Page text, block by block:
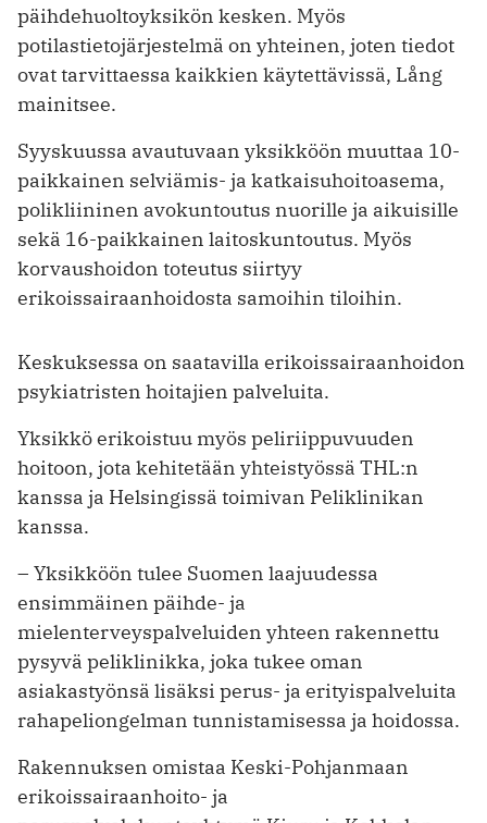
päihdehuoltoyksikön kesken. Myös
potilastietojärjestelmä on yhteinen, joten tiedot
ovat tarvittaessa kaikkien käytettävissä, Lång
mainitsee.
Syyskuussa avautuvaan yksikköön muuttaa 10-
paikkainen selviämis- ja katkaisuhoitoasema,
polikliininen avokuntoutus nuorille ja aikuisille
sekä 16-paikkainen laitoskuntoutus. Myös
korvaushoidon toteutus siirtyy
erikoissairaanhoidosta samoihin tiloihin.
Keskuksessa on saatavilla erikoissairaanhoidon
psykiatristen hoitajien palveluita.
Yksikkö erikoistuu myös peliriippuvuuden
hoitoon, jota kehitetään yhteistyössä THL:n
kanssa ja Helsingissä toimivan Peliklinikan
kanssa.
– Yksikköön tulee Suomen laajuudessa
ensimmäinen päihde- ja
mielenterveyspalveluiden yhteen rakennettu
pysyvä peliklinikka, joka tukee oman
asiakastyönsä lisäksi perus- ja erityispalveluita
rahapeliongelman tunnistamisessa ja hoidossa.
Rakennuksen omistaa Keski-Pohjanmaan
erikoissairaanhoito- ja